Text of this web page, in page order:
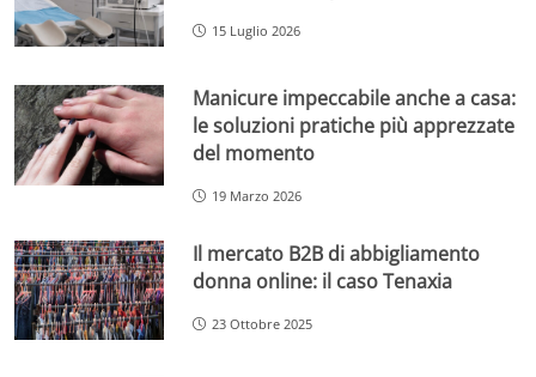
15 Luglio 2026
Manicure impeccabile anche a casa:
le soluzioni pratiche più apprezzate
del momento
19 Marzo 2026
Il mercato B2B di abbigliamento
donna online: il caso Tenaxia
23 Ottobre 2025